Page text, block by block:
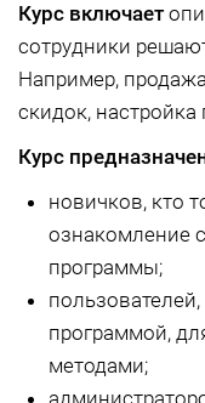
Курс включает
сотрудники
Например,
скидок,
Курс
новичков, кто
ознакомление
программы;
программой,
методами;